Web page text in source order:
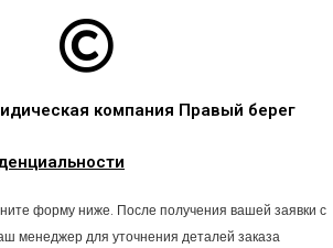
компания Правый берег
форму ниже. После получения вашей заявки с
менеджер для уточнения деталей заказа